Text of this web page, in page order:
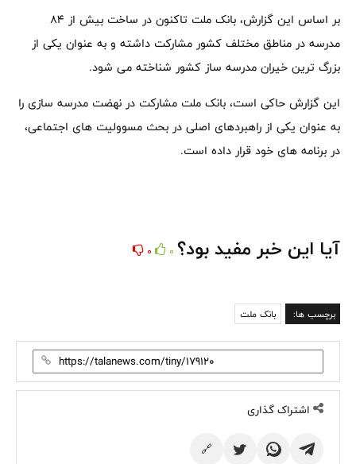
بر اساس این گزارش، بانک ملت تاکنون در ساخت بیش از ۸۴
مدرسه در مناطق مختلف کشور مشارکت داشته و به عنوان یکی از
بزرگ ترین خیران مدرسه ساز کشور شناخته می شود.
این گزارش حاکی است، بانک ملت مشارکت در نهضت مدرسه سازی را
به عنوان یکی از راهبردهای اصلی در بحث مسوولیت های اجتماعی،
در برنامه های خود قرار داده است.
آیا این خبر مفید بود؟ 0
0
برچسب ها: بانک ملت
اشتراک گذاری
🔗